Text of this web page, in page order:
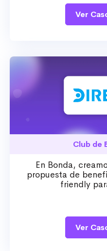
Ver
Club de
En Bonda,
propuesta de
friendly
Ver